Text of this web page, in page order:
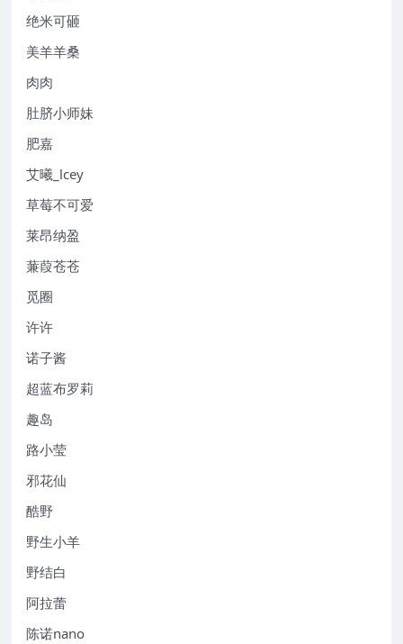
绝米可砸
美羊羊桑
肉肉
肚脐小师妹
肥嘉
艾曦_lcey
草莓不可爱
莱昂纳盈
蒹葭苍苍
觅圈
许许
诺子酱
超蓝布罗莉
趣岛
路小莹
邪花仙
酷野
野生小羊
野结白
阿拉蕾
陈诺nano